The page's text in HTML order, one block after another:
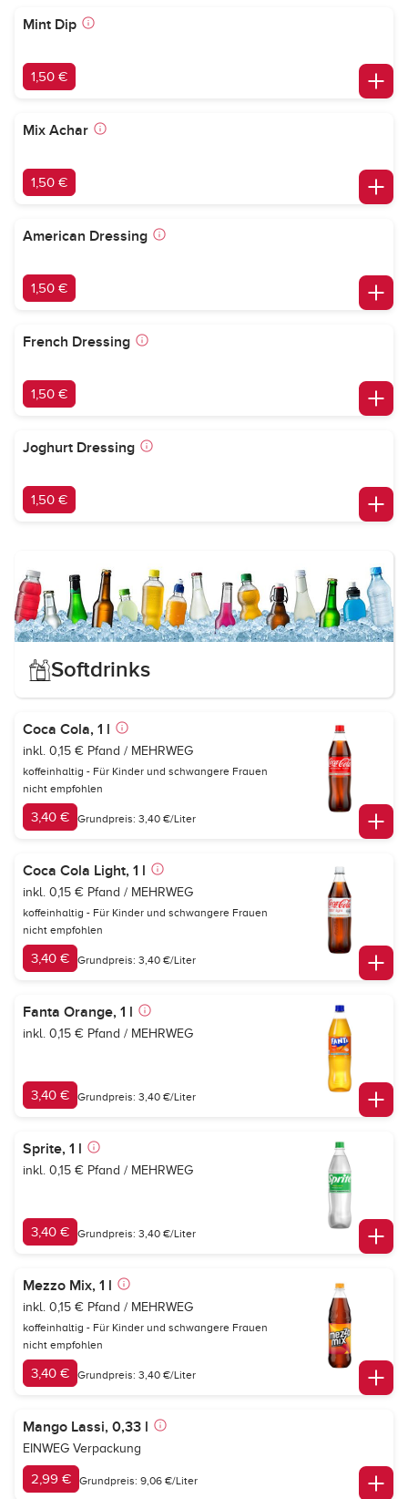
Mint Dip
1,50 €
Mix Achar
1,50 €
American Dressing
1,50 €
French Dressing
1,50 €
Joghurt Dressing
1,50 €
Softdrinks
Coca Cola, 1 l
inkl. 0,15 € Pfand / MEHRWEG
koffeinhaltig - Für Kinder und schwangere Frauen
nicht empfohlen
3,40 € Grundpreis: 3,40 €/Liter
Coca Cola Light, 1 l
inkl. 0,15 € Pfand / MEHRWEG
koffeinhaltig - Für Kinder und schwangere Frauen
nicht empfohlen
3,40 € Grundpreis: 3,40 €/Liter
Fanta Orange, 1 l
inkl. 0,15 € Pfand / MEHRWEG
3,40 € Grundpreis: 3,40 €/Liter
Sprite, 1 l
inkl. 0,15 € Pfand / MEHRWEG
3,40 € Grundpreis: 3,40 €/Liter
Mezzo Mix, 1 l
inkl. 0,15 € Pfand / MEHRWEG
koffeinhaltig - Für Kinder und schwangere Frauen
nicht empfohlen
3,40 € Grundpreis: 3,40 €/Liter
Mango Lassi, 0,33 l
EINWEG Verpackung
2,99 € Grundpreis: 9,06 €/Liter